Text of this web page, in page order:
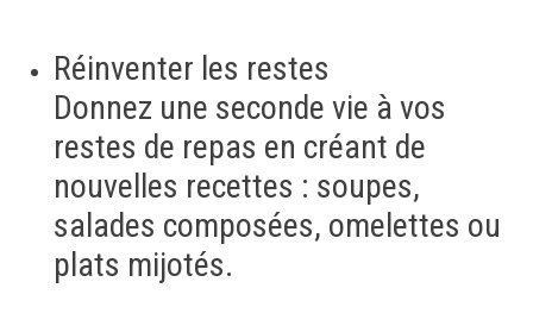
Réinventer les restes
Donnez une seconde vie à vos
restes de repas en créant de
nouvelles recettes : soupes,
salades composées, omelettes ou
plats mijotés.